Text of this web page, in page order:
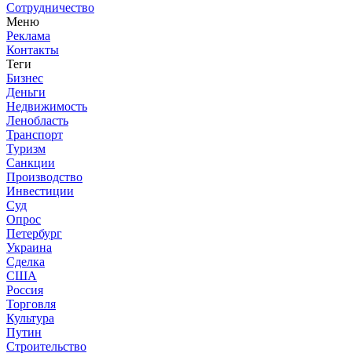
Сотрудничество
Меню
Реклама
Контакты
Теги
Бизнес
Деньги
Недвижимость
Ленобласть
Транспорт
Туризм
Санкции
Производство
Инвестиции
Суд
Опрос
Петербург
Украина
Сделка
США
Россия
Торговля
Культура
Путин
Строительство